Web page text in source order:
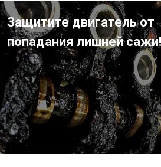
Защитите двигатель от
попадания лишней сажи!